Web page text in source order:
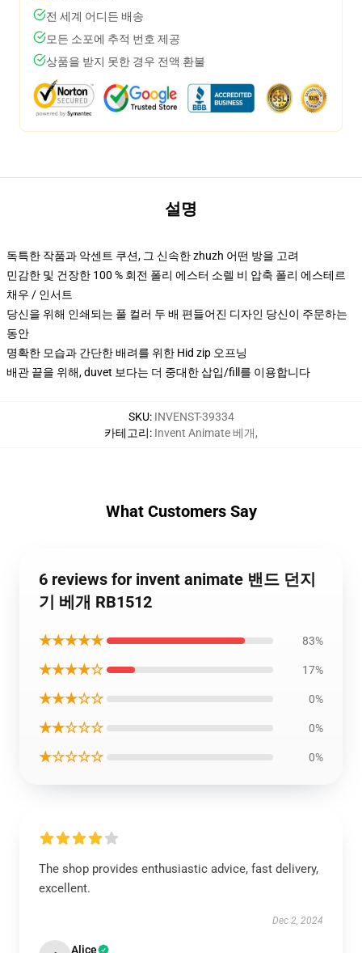
전 세계 어디든 배송
모든 소포에 추적 번호 제공
상품을 받지 못한 경우 전액 환불
설명
독특한 작품과 악센트 쿠션, 그 신속한 zhuzh 어떤 방을 고려
민감한 및 건장한 100 % 회전 폴리 에스터 소렐 비 압축 폴리 에스테르
채우 / 인서트
당신을 위해 인쇄되는 풀 컬러 두 배 편들어진 디자인 당신이 주문하는
동안
명확한 모습과 간단한 배려를 위한 Hid zip 오프닝
배관 끝을 위해, duvet 보다는 더 중대한 삽입/fill를 이용합니다
SKU: INVENST-39334
카테고리: Invent Animate 베개,
What Customers Say
6 reviews for invent animate 밴드 던지
기 베개 RB1512
★★★★★ 83%
★★★★☆ 17%
★★★☆☆ 0%
★★☆☆☆ 0%
★☆☆☆☆ 0%
The shop provides enthusiastic advice, fast delivery,
excellent.
Dec 2, 2024
Alice